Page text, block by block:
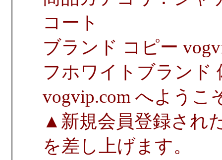
コート
ブランド コピー
フホワイトブランド
vogvip.com へようこ
▲新規会員登録され
を差し上げます。